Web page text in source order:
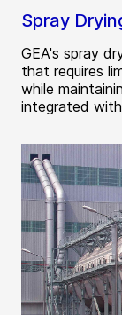
Spray
GEA's spray
that requires
while
integrated